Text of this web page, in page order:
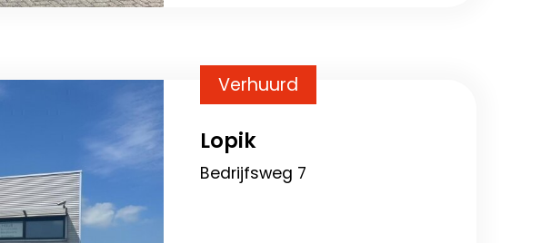
Verhuurd
Lopik
Bedrijfsweg 7